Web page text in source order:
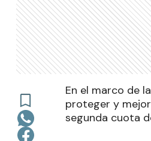
En el marco de
proteger y
segunda cuota